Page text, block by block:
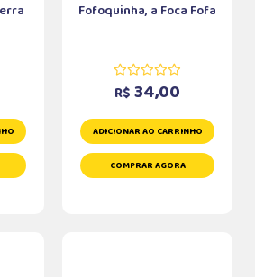
Fofoquinha, a Foca Fofa
R$ 34,00
ADICIONAR AO CARRINHO
COMPRAR AGORA